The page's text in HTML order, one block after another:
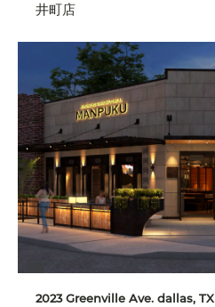
井町店
2023 Greenville Ave. dallas, TX